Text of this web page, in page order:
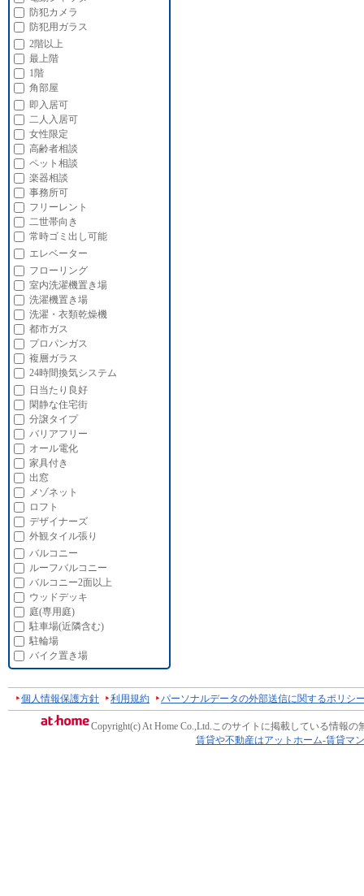
防犯カメラ
防犯用ガラス
2階以上
最上階
1階
角部屋
即入居可
二人入居可
女性限定
高齢者相談
ペット相談
楽器相談
事務所可
フリーレント
二世帯向き
常時ゴミ出し可能
エレベーター
フローリング
室内洗濯機置き場
洗濯機置き場
洗濯・衣類乾燥機
都市ガス
プロパンガス
複層ガラス
24時間換気システム
日当たり良好
閑静な住宅街
分譲タイプ
バリアフリー
オール電化
家具付き
出窓
メゾネット
ロフト
デザイナーズ
外観タイル張り
バルコニー
ルーフバルコニー
バルコニー2面以上
ウッドデッキ
庭(専用庭)
駐車場(近隣含む)
駐輪場
バイク置き場
個人情報保護方針 利用規約 パーソナルデータの外部送信に関するポリシ
Copyright(c) At Home Co.,Ltd.このサイトに掲載している情報の
賃貸や不動産はアットホーム-賃貸マ